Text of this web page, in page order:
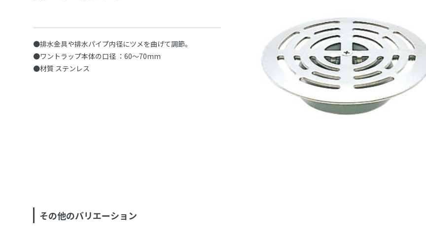
●排水金具や排水パイプ内径にツメを曲げて調節。
●ワントラップ本体の口径 ：60～70mm
●材質 ステンレス
その他のバリエーション